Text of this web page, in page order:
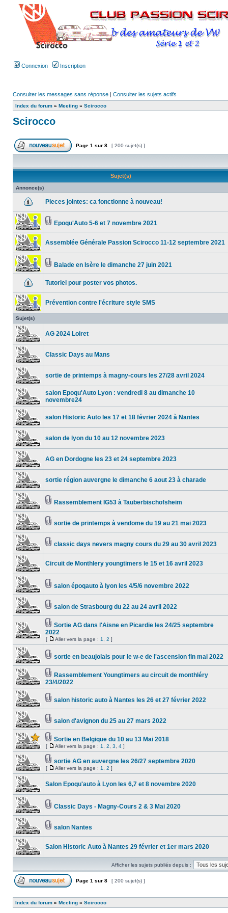
Connexion Inscription
Consulter les messages sans réponse | Consulter les sujets actifs
Index du forum » Meeting » Scirocco
Scirocco
Page 1 sur 8 [ 200 sujet(s) ]
Sujet(s)
Annonce(s)
Pieces jointes: ca fonctionne à nouveau!
Epoqu'Auto 5-6 et 7 novembre 2021
Assemblée Générale Passion Scirocco 11-12 septembre 2021
Balade en Isère le dimanche 27 juin 2021
Tutoriel pour poster vos photos.
Prévention contre l'écriture style SMS
Sujet(s)
AG 2024 Loiret
Classic Days au Mans
sortie de printemps à magny-cours les 27/28 avril 2024
salon Epoqu'Auto Lyon : vendredi 8 au dimanche 10
novembre24
salon Historic Auto les 17 et 18 février 2024 à Nantes
salon de lyon du 10 au 12 novembre 2023
AG en Dordogne les 23 et 24 septembre 2023
sortie région auvergne le dimanche 6 aout 23 à charade
Rassemblement IG53 à Tauberbischofsheim
sortie de printemps à vendome du 19 au 21 mai 2023
classic days nevers magny cours du 29 au 30 avril 2023
Circuit de Monthlery youngtimers le 15 et 16 avril 2023
salon époqauto à lyon les 4/5/6 novembre 2022
salon de Strasbourg du 22 au 24 avril 2022
Sortie AG dans l'Aisne en Picardie les 24/25 septembre
2022
[ Aller vers la page : 1 2 ]
sortie en beaujolais pour le w-e de l'ascension fin mai 2022
Rassemblement Youngtimers au circuit de monthléry
23/4/2022
salon historic auto à Nantes les 26 et 27 février 2022
salon d'avignon du 25 au 27 mars 2022
Sortie en Belgique du 10 au 13 Mai 2018
[ Aller vers la page : 1 2 3 4 ]
sortie AG en auvergne les 26/27 septembre 2020
[ Aller vers la page : 1 2 ]
Salon Epoqu'auto à Lyon les 6,7 et 8 novembre 2020
Classic Days - Magny-Cours 2 & 3 Mai 2020
salon Nantes
Salon Historic Auto à Nantes 29 février et 1er mars 2020
Afficher les sujets publiés depuis :
Page 1 sur 8 [ 200 sujet(s) ]
Index du forum » Meeting » Scirocco